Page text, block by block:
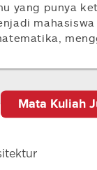
yang punya
Mata Kuliah